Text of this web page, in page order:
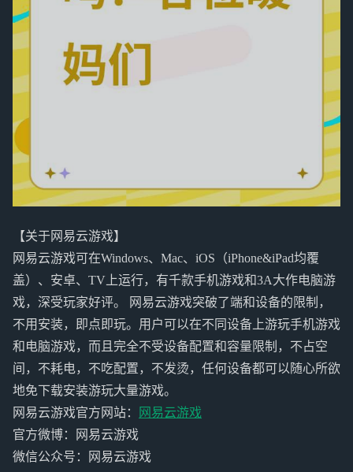
【关于网易云游戏】
网易云游戏可在Windows、Mac、iOS（iPhone&iPad均覆
盖）、安卓、TV上运行，有千款手机游戏和3A大作电脑游
戏，深受玩家好评。 网易云游戏突破了端和设备的限制，
不用安装，即点即玩。用户可以在不同设备上游玩手机游戏
和电脑游戏，而且完全不受设备配置和容量限制，不占空
间，不耗电，不吃配置，不发烫，任何设备都可以随心所欲
地免下载安装游玩大量游戏。
网易云游戏官方网站：
网易云游戏
官方微博：网易云游戏
微信公众号：网易云游戏